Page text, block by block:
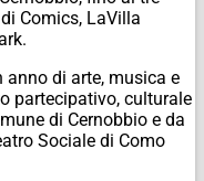
Comics, LaVilla
anno di arte, musica e
partecipativo, culturale
di Cernobbio e da
Sociale di Como